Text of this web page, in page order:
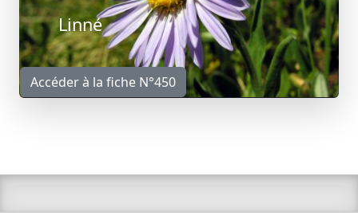
Linné
Accéder à la fiche N°450